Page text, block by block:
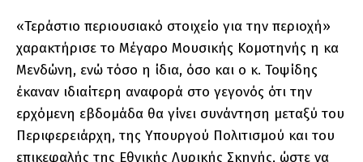
«Τεράστιο περιουσιακό στοιχείο για την περιοχή»
χαρακτήρισε το Μέγαρο Μουσικής Κομοτηνής η κα
Μενδώνη, ενώ τόσο η ίδια, όσο και ο κ. Τοψίδης
έκαναν ιδιαίτερη αναφορά στο γεγονός ότι την
ερχόμενη εβδομάδα θα γίνει συνάντηση μεταξύ του
Περιφερειάρχη, της Υπουργού Πολιτισμού και του
επικεφαλής της Εθνικής Λυρικής Σκηνής, ώστε να